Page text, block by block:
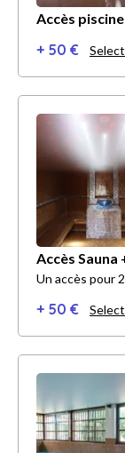
Accès
+ 50 €
Accès Sauna
Un accès pour
+ 50 €